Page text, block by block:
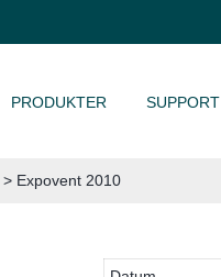
PRODUKTER SUPPORT
> Expovent 2010